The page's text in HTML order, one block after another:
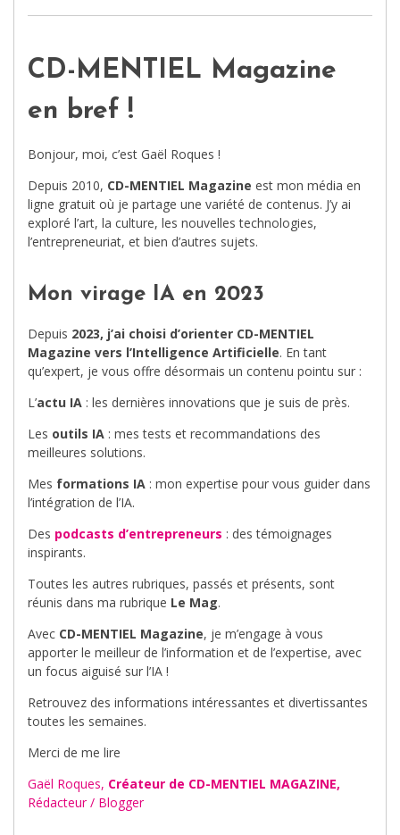
CD-MENTIEL Magazine
en bref !
Bonjour, moi, c’est Gaël Roques !
Depuis 2010, CD-MENTIEL Magazine est mon média en
ligne gratuit où je partage une variété de contenus. J’y ai
exploré l’art, la culture, les nouvelles technologies,
l’entrepreneuriat, et bien d’autres sujets.
Mon virage IA en 2023
Depuis 2023, j’ai choisi d’orienter CD-MENTIEL
Magazine vers l’Intelligence Artificielle. En tant
qu’expert, je vous offre désormais un contenu pointu sur :
L’actu IA : les dernières innovations que je suis de près.
Les outils IA : mes tests et recommandations des
meilleures solutions.
Mes formations IA : mon expertise pour vous guider dans
l’intégration de l’IA.
Des podcasts d’entrepreneurs : des témoignages
inspirants.
Toutes les autres rubriques, passés et présents, sont
réunis dans ma rubrique Le Mag.
Avec CD-MENTIEL Magazine, je m’engage à vous
apporter le meilleur de l’information et de l’expertise, avec
un focus aiguisé sur l’IA !
Retrouvez des informations intéressantes et divertissantes
toutes les semaines.
Merci de me lire
Gaël Roques, Créateur de CD-MENTIEL MAGAZINE,
Rédacteur / Blogger